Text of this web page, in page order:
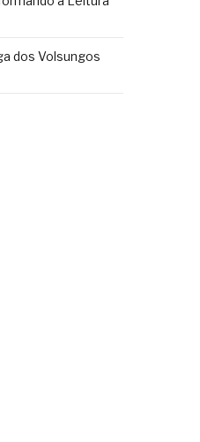
dos Volsungos